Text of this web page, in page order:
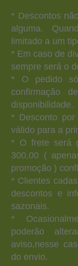
* Descontos
alguma.
limitado a um
* Em caso de
sempre será o
* O pedido
confirmação
disponibilidade.
* Desconto
válido para a
* O frete será
300,00 (
promoção )
* Clientes
descontos e
sazonais.
*
poderão
aviso,nesse
do envio.